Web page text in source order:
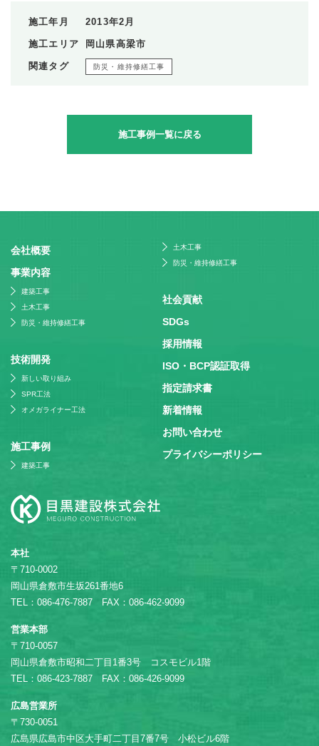
施工年月 2013年2月
施工エリア 岡山県高梁市
関連タグ 防災・維持修繕工事
施工事例一覧に戻る
本社
〒710-0002
岡山県倉敷市生坂261番地6
TEL：086-476-7887 FAX：086-462-9099
営業本部
〒710-0057
岡山県倉敷市昭和二丁目1番3号 コスモビル1階
TEL：086-423-7887 FAX：086-426-9099
広島営業所
〒730-0051
広島県広島市中区大手町二丁目7番7号 小松ビル6階
会社概要
事業内容
建築工事
土木工事
防災・維持修繕工事
技術開発
新しい取り組み
SPR工法
オメガライナー工法
施⼯事例
建築工事
土木工事
防災・維持修繕工事
社会貢献
SDGs
採⽤情報
ISO・BCP認証取得
指定請求書
新着情報
お問い合わせ
プライバシーポリシー